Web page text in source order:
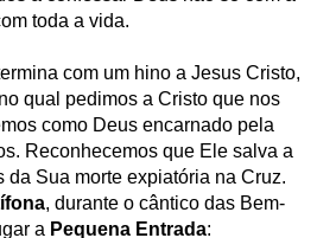
toda a vida.
com um hino a Jesus Cristo,
qual pedimos a Cristo que nos
como Deus encarnado pela
Reconhecemos que Ele salva a
da Sua morte expiatória na Cruz.
, durante o cântico das Bem-
a Pequena Entrada: